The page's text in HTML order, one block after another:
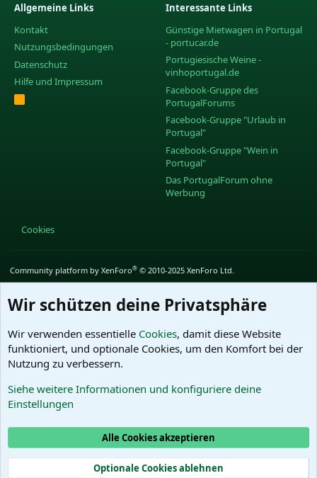
Allgemeine Links
Kontakt
Nutzungsbedingungen
Datenschutz
Hilfe und Impressum
R
S
Interessante Links
Günstige Mietwagen in Portugal
- portucar.de
Portugiesische Weine -
vinhoportugal.de
Facebook-Gruppe des
PortugalForums
Facebook-Gruppe "Urlaub in
Portugal"
Facebook-Gruppe "Wein in
Portugal"
Das PortugalForum ohne
Werbung
Cookies
Community platform by XenForo® © 2010-2025 XenForo Ltd.
Wir schützen deine Privatsphäre
Wir verwenden essentielle Cookies, damit diese Website
funktioniert, und optionale Cookies, um den Komfort bei der
Nutzung zu verbessern.
Siehe weitere Informationen und konfiguriere deine
Einstellungen
Alle Cookies akzeptieren
Optionale Cookies ablehnen